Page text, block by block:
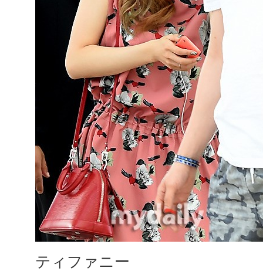
ティファニー